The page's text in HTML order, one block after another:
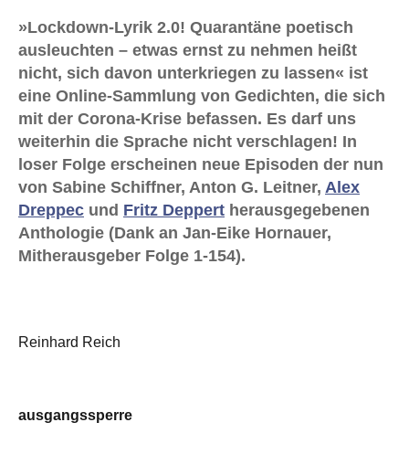
»Lockdown-Lyrik 2.0! Quarantäne poetisch
ausleuchten – etwas ernst zu nehmen heißt
nicht, sich davon unterkriegen zu lassen« ist
eine Online-Sammlung von Gedichten, die sich
mit der Corona-Krise befassen. Es darf uns
weiterhin die Sprache nicht verschlagen! In
loser Folge erscheinen neue Episoden der nun
von Sabine Schiffner, Anton G. Leitner, Alex
Dreppec und Fritz Deppert herausgegebenen
Anthologie (Dank an Jan-Eike Hornauer,
Mitherausgeber Folge 1-154).
Reinhard Reich
ausgangssperre